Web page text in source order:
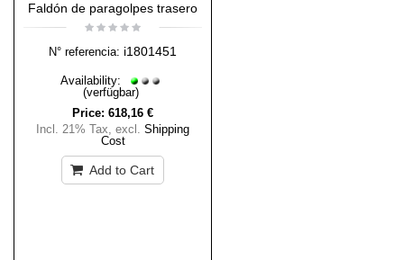
Faldón de paragolpes trasero
N° referencia: i1801451
Availability:
(verfügbar)
Price: 618,16 €
Incl. 21% Tax, excl. Shipping
Cost
Add to Cart